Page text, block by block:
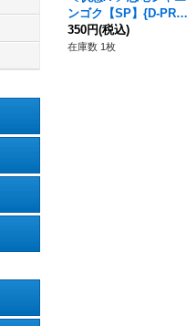
ンゴク【SP】{D-PR/0
59}《ドラゴンエンパ
イア》
350円(税込)
在庫数 1枚